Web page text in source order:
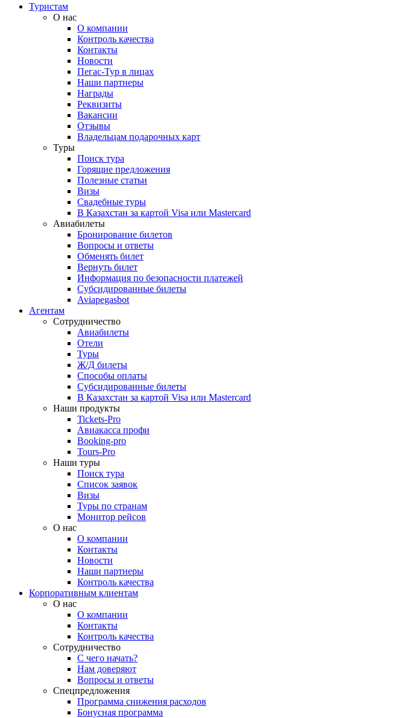
Туристам
О нас
О компании
Контроль качества
Контакты
Новости
Пегас-Тур в лицах
Наши партнеры
Награды
Реквизиты
Вакансии
Отзывы
Владельцам подарочных карт
Туры
Поиск тура
Горящие предложения
Полезные статьи
Визы
Свадебные туры
В Казахстан за картой Visa или Masterсard
Авиабилеты
Бронирование билетов
Вопросы и ответы
Обменять билет
Вернуть билет
Информация по безопасности платежей
Субсидированные билеты
Aviapegasbot
Агентам
Сотрудничество
Авиабилеты
Отели
Туры
Ж/Д билеты
Способы оплаты
Субсидированные билеты
В Казахстан за картой Visa или Masterсard
Наши продукты
Tickets-Pro
Авиакасса профи
Booking-pro
Tours-Pro
Наши туры
Поиск тура
Список заявок
Визы
Туры по странам
Монитор рейсов
О нас
О компании
Контакты
Новости
Наши партнеры
Контроль качества
Корпоративным клиентам
О нас
О компании
Контакты
Контроль качества
Сотрудничество
С чего начать?
Нам доверяют
Вопросы и ответы
Спецпредложения
Программа снижения расходов
Бонусная программа